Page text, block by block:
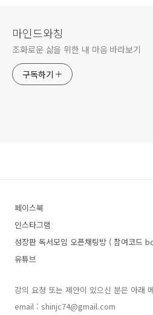
마인드와칭
조화로운 삶을 위한 내 마음 바라보기
구독하기
페이스북
인스타그램
성장판 독서모임 오픈채팅방 ( 참여코드
유튜브
강의 요청 또는 제안이 있으신 분은 아래
email : shinjc74@gmail.com